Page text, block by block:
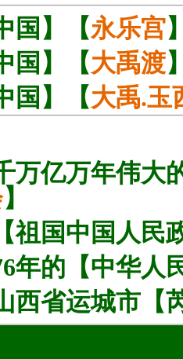
国】【永乐宫
国】【大禹渡
国】【大禹.玉
万亿万年伟大
】
祖国中国人民
年的【中华人
西省运城市【